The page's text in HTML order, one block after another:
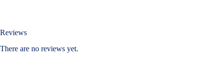
Reviews
There are no reviews yet.